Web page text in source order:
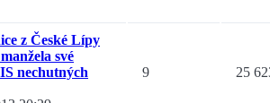
z České Lípy
své
nechutných
9 25